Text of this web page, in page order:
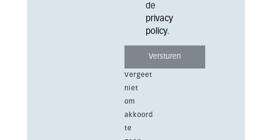
de
privacy
policy.
Vergeet
niet
om
akkoord
te